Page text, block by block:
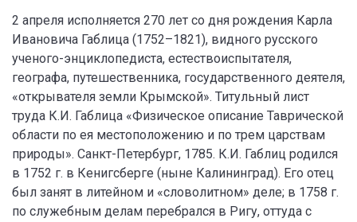
2 апреля исполняется 270 лет со дня рождения Карла
Ивановича Габлица (1752–1821), видного русского
ученого-энциклопедиста, естествоиспытателя,
географа, путешественника, государственного деятеля,
«открывателя земли Крымской». Титульный лист
труда К.И. Габлица «Физическое описание Таврической
области по ея местоположению и по трем царствам
природы». Санкт-Петербург, 1785. К.И. Габлиц родился
в 1752 г. в Кенигсберге (ныне Калининград). Его отец
был занят в литейном и «словолитном» деле; в 1758 г.
по служебным делам перебрался в Ригу, оттуда с